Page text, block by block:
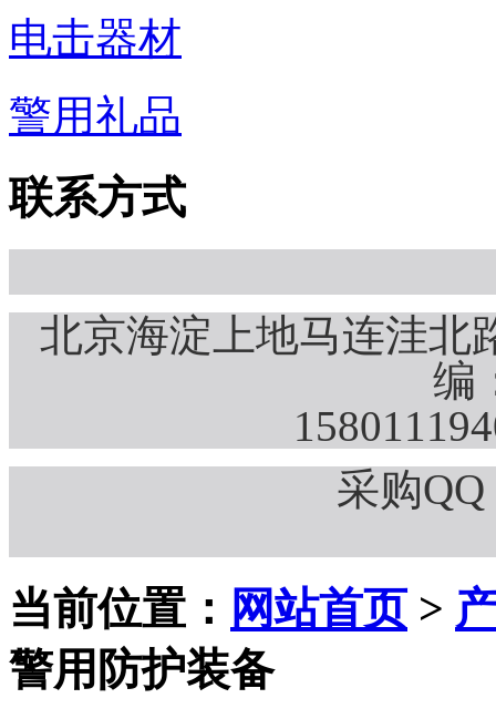
电击器材
警用礼品
联系方式
北京海淀上地马连洼北
编
采购QQ
当前位置： 网站首页>
警用防护装备